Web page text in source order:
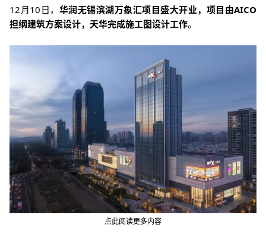
12月10日， 华润无锡滨湖万象汇项目盛大开业，项目由AICO
担纲建筑方案设计，天华完成施工图设计工作。
点此阅读更多内容